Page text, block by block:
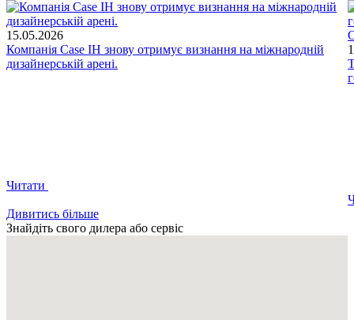
15.05.2026
Компанія Case IH знову отримує визнання на міжнародній
дизайнерській арені.
Читати
Дивитись більше
Знайдіть свого дилера або сервіс